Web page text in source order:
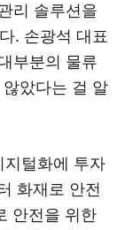
리 솔루션을
. 손광석 대표
부분의 물류
았다는 걸 알
지털화에 투자
화재로 안전
안전을 위한